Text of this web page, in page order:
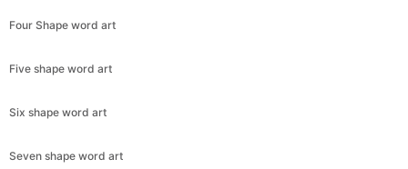
Four Shape word art
Five shape word art
Six shape word art
Seven shape word art